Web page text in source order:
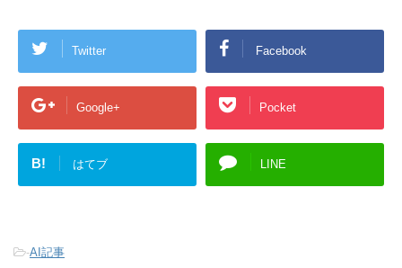
Twitter Facebook
Google+ Pocket
B! はてブ LINE
-AI記事